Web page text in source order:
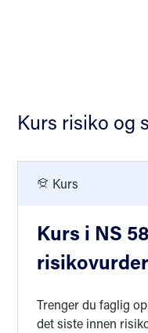
Kurs risiko og
Kurs
Kurs i NS
Trenger du faglig
det siste innen